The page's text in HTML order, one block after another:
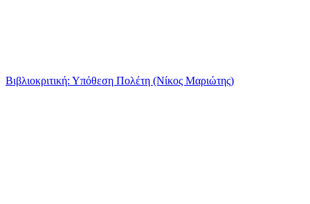
Βιβλιοκριτική: Υπόθεση Πολέτη (Νίκος Μαριώτης)